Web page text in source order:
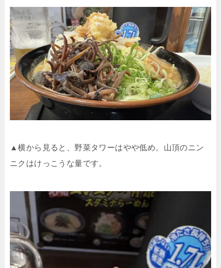
▲横から見ると、野菜タワーはやや低め。山頂のニン
ニクはけっこうな量です。